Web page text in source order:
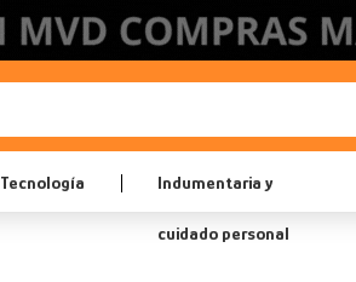
Tecnología Indumentaria y
cuidado personal